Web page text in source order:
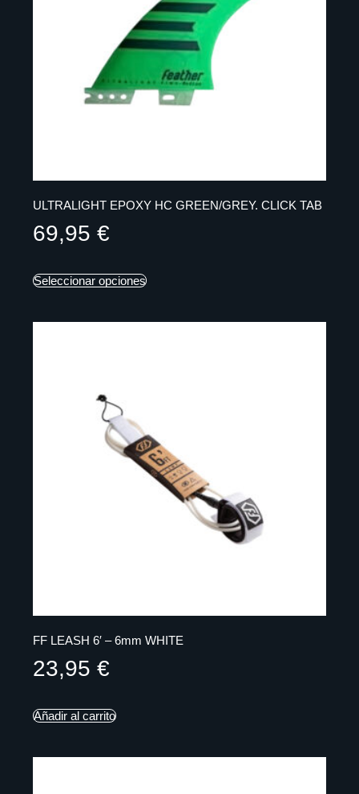
ULTRALIGHT EPOXY HC GREEN/GREY. CLICK TAB
69,95 €
Seleccionar opciones
FF LEASH 6′ – 6mm WHITE
23,95 €
Añadir al carrito